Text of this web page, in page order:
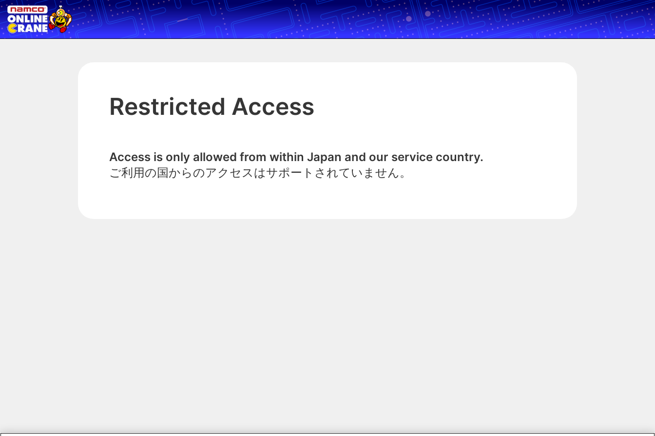
Restricted Access
Access is only allowed from within Japan and our service country.
ご利用の国からのアクセスはサポートされていません。